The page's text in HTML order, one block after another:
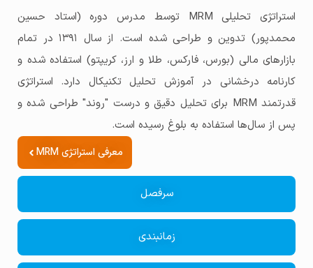
سرفصل
زمانبندی
استراتژی تحلیلی MRM توسط مدرس دوره (استاد حسین
محمدپور) تدوین و طراحی شده است. از سال ۱۳۹۱ در تمام
بازارهای مالی (بورس، فارکس، طلا و ارز، کریپتو) استفاده شده و
کارنامه درخشانی در آموزش تحلیل تکنیکال دارد. استراتژی
قدرتمند MRM برای تحلیل دقیق و درست "روند" طراحی شده و
پس از سال‌ها استفاده به بلوغ رسیده است.
معرفی استراتژی MRM